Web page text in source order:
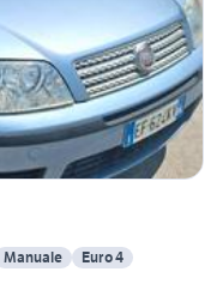
Manuale Euro 4